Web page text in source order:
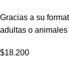
Gracias a su
adultas o
$18.200